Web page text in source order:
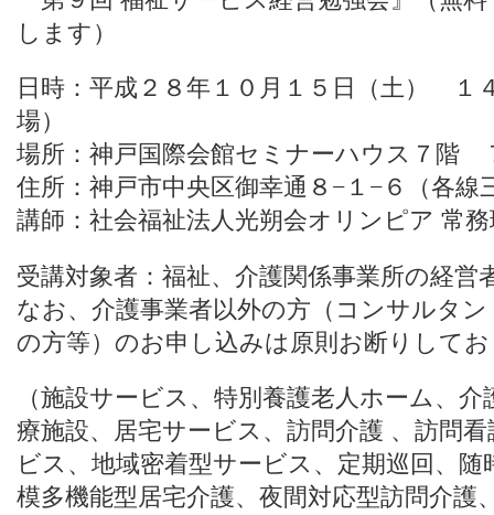
します）
日時：平成２８ 年１０月１５日（土） １
場）
場所：神戸国際会館セミナーハウス７
住所：神戸市中央区御幸通８−１−６（各線
講師：社会福祉法人光朔会オリンピア 常
受講対象者：福祉、介護関係事業所の経営
なお、介護事業者以外の方（コンサルタ
の方等）のお申し込みは原則お断りして
（施設サービス、特別養護老人ホーム、
療施設、居宅サービス、訪問介護 、訪問
ビス、地域密着型サービス、定期巡回、
模多機能型居宅介護、夜間対応型訪問介護